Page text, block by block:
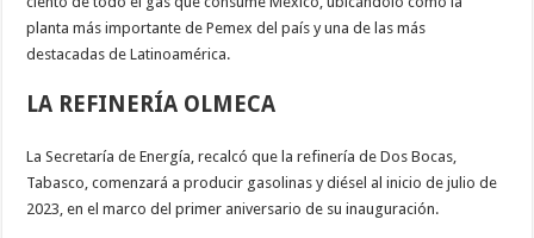
planta más importante de Pemex del país y una de las más
destacadas de Latinoamérica.
LA REFINERÍA OLMECA
La Secretaría de Energía, recalcó que la refinería de Dos Bocas,
Tabasco, comenzará a producir gasolinas y diésel al inicio de julio de
2023, en el marco del primer aniversario de su inauguración.